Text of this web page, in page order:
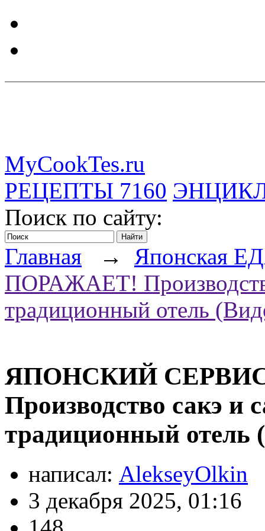
MyCookTes.ru
РЕЦЕПТЫ 7160
Поиск по сайту:
Главная → Японская
ПОРАЖАЕТ!
традиционный отель
ЯПОНСКИЙ
Производство сакэ
традиционный отель
написал: AlekseyOlkin
3 декабря 2025, 01:16